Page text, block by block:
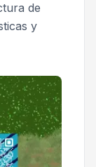
de
y